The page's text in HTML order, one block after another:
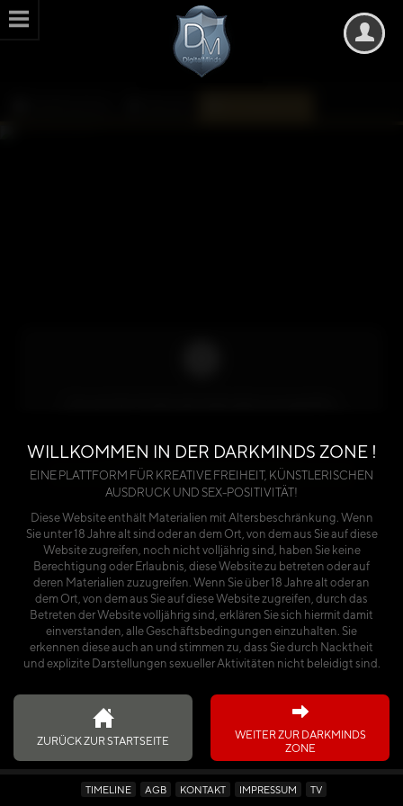
Über die Seite anmelden
Ich habe den Kalender käuflich erworben
WILLKOMMEN IN DER DARKMINDS ZONE !
EINE PLATTFORM FÜR KREATIVE FREIHEIT, KÜNSTLERISCHEN
AUSDRUCK UND SEX-POSITIVITÄT!
Diese Website enthält Materialien mit Altersbeschränkung. Wenn
Sie unter 18 Jahre alt sind oder an dem Ort, von dem aus Sie auf diese
Website zugreifen, noch nicht volljährig sind, haben Sie keine
Berechtigung oder Erlaubnis, diese Website zu betreten oder auf
deren Materialien zuzugreifen. Wenn Sie über 18 Jahre alt oder an
dem Ort, von dem aus Sie auf diese Website zugreifen, durch das
Betreten der Website volljährig sind, erklären Sie sich hiermit damit
einverstanden, alle Geschäftsbedingungen einzuhalten. Sie
erkennen diese auch an und stimmen zu, dass Sie durch Nacktheit
und explizite Darstellungen sexueller Aktivitäten nicht beleidigt sind.
ZURÜCK ZUR STARTSEITE
WEITER ZUR DARKMINDS
ZONE
TIMELINE AGB KONTAKT IMPRESSUM TV